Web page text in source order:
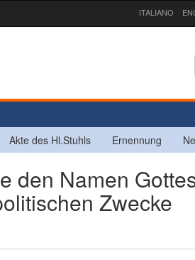
ITALIANO
Akte des Hl.Stuhls Ernennung
den Namen
Zwecke